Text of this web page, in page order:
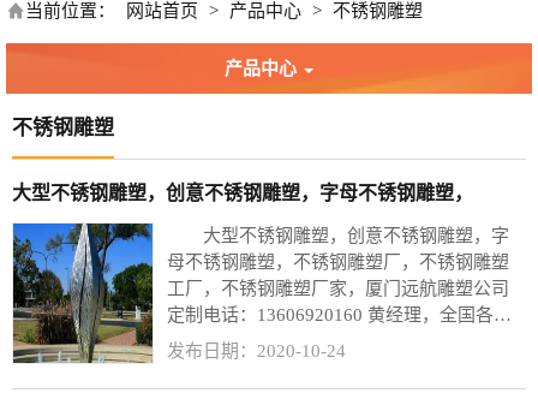
当前位置： 网站首页 > 产品中心 > 不锈钢雕塑
产品中心
不锈钢雕塑
大型不锈钢雕塑，创意不锈钢雕塑，字母不锈钢雕塑，
大型不锈钢雕塑，创意不锈钢雕塑，字
母不锈钢雕塑，不锈钢雕塑厂，不锈钢雕塑
工厂，不锈钢雕塑厂家，厦门远航雕塑公司
定制电话：13606920160 黄经理，全国各地
发货支持货到付清款项，专业物流配合，我
客户无忧的售后。大型字母创意不锈钢雕
发布日期：2020-10-24